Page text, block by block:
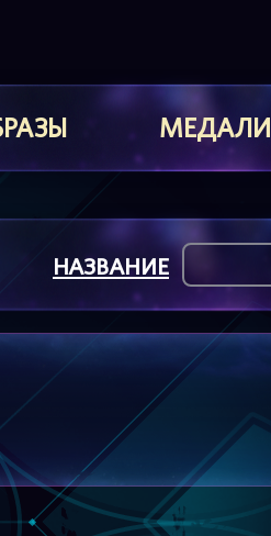
МЕДАЛИ
НАЗВАНИЕ